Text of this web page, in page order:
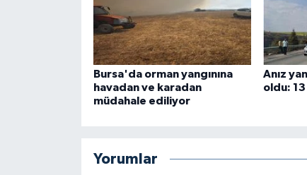
Bursa'da orman yangınına
havadan ve karadan
müdahale ediliyor
Anız
oldu:
Yorumlar